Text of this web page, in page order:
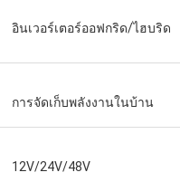
อินเวอร์เตอร์ออฟกริด/ไฮบริด
การจัดเก็บพลังงานในบ้าน
12V/24V/48V